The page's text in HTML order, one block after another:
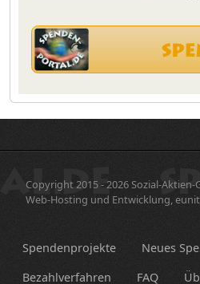
Copyright 2015 - 2026 Sozial-Aktien-
Web-Hosting und Entwicklung,
Spendenprojekte
Neues
Bezahlverfahren
FAQ